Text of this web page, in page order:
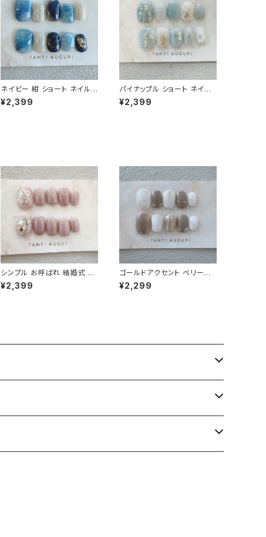
ネイビー 紺 ショート ネイルチ
ップ 青系 ブルー系 群青 春
夏 秋 冬 短め 小さめ 通販サ
¥2,399
パイナップル ショート ネイル
チップ パイン 初夏 水色系 20
26 青系 フルーティー ぱいな
¥2,399
シンプル お呼ばれ 結婚式 ピ
ンク 短め 小さい爪用 ベリー
ショート ネイルチップ 付け爪
¥2,399
ゴールドアクセント ベリーショ
ートネイルチップ 乳白色 お呼
ばれ 結婚式 シンプル 列席者
¥2,299